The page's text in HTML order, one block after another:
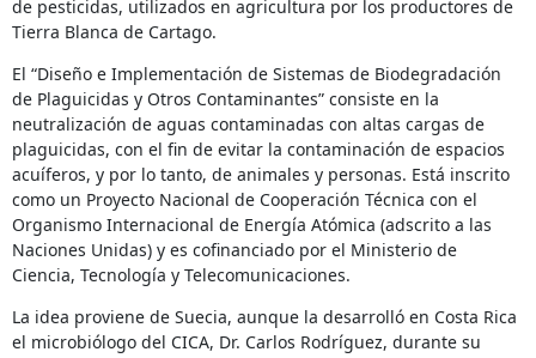
de pesticidas, utilizados en agricultura por los productores de
Tierra Blanca de Cartago.
El “Diseño e Implementación de Sistemas de Biodegradación
de Plaguicidas y Otros Contaminantes” consiste en la
neutralización de aguas contaminadas con altas cargas de
plaguicidas, con el fin de evitar la contaminación de espacios
acuíferos, y por lo tanto, de animales y personas. Está inscrito
como un Proyecto Nacional de Cooperación Técnica con el
Organismo Internacional de Energía Atómica (adscrito a las
Naciones Unidas) y es cofinanciado por el Ministerio de
Ciencia, Tecnología y Telecomunicaciones.
La idea proviene de Suecia, aunque la desarrolló en Costa Rica
el microbiólogo del CICA, Dr. Carlos Rodríguez, durante su